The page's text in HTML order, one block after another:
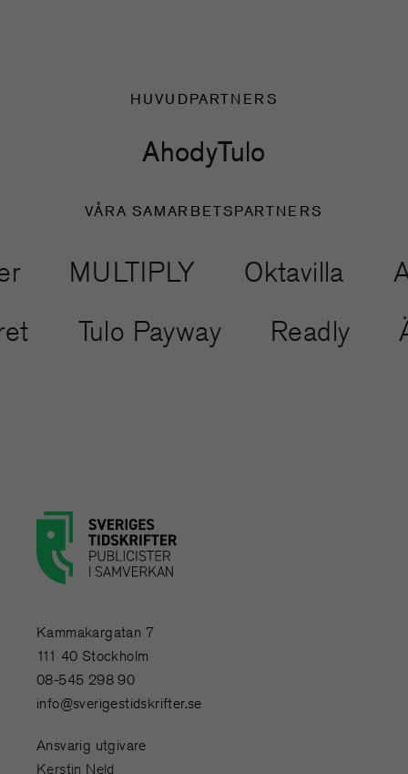
HUVUDPARTNERS
AhodyTulo
VÅRA SAMARBETSPARTNERS
MULTIPLY Oktavilla
Tulo Payway
Kammakargatan 7
111 40 Stockholm
08-545 298 90
info@sverigestidskrifter.se
Ansvarig utgivare
Kerstin Neld